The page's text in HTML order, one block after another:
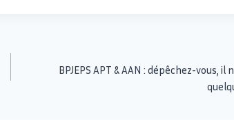
BPJEPS APT & AAN : dépêchez-vous, il